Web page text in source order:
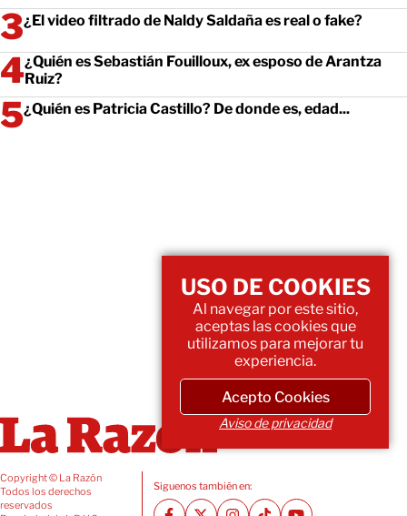
¿El video filtrado de Naldy Saldaña es real o fake?
¿Quién es Sebastián Fouilloux, ex esposo de Arantza
Ruiz?
¿Quién es Patricia Castillo? De donde es, edad...
Copyright © La Razón
Todos los derechos
reservados
Siguenos también en:
USO DE COOKIES
Al navegar por este sitio,
aceptas las cookies que
utilizamos para mejorar tu
experiencia.
Acepto Cookies
Aviso de privacidad